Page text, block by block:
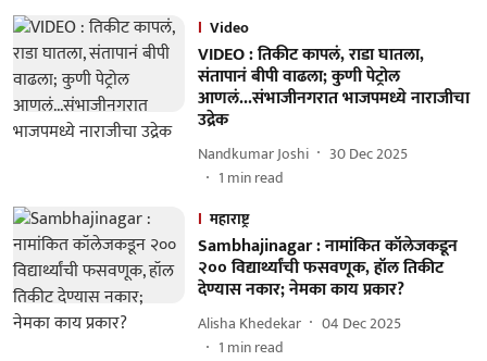
Video
VIDEO : तिकीट कापलं, राडा घातला,
संतापानं बीपी वाढला; कुणी पेट्रोल
आणलं...संभाजीनगरात भाजपमध्ये नाराजीचा
उद्रेक
Nandkumar Joshi
30 Dec 2025
1 min read
महाराष्ट्र
Sambhajinagar : नामांकित कॉलेजकडून
२०० विद्यार्थ्यांची फसवणूक, हॉल तिकीट
देण्यास नकार; नेमका काय प्रकार?
Alisha Khedekar
04 Dec 2025
1 min read